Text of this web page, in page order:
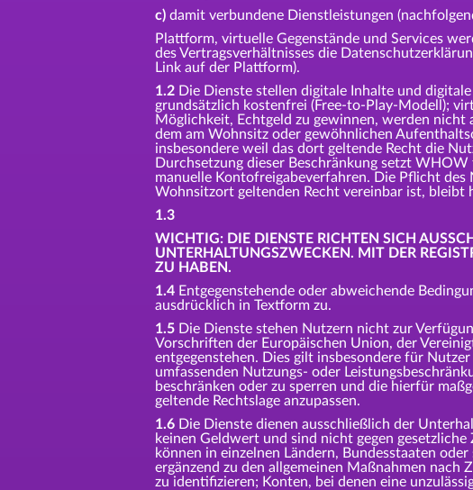
c) damit verbundene Dienstleistungen
Plattform, virtuelle Gegenstände und Services
des Vertragsverhältnisses die
Link auf der Plattform).
1.2 Die Dienste stellen digitale Inhalte und
grundsätzlich kostenfrei (Free-to-Play-Modell);
Möglichkeit, Echtgeld zu gewinnen, werden
dem am Wohnsitz oder gewöhnlichen
insbesondere weil das dort geltende Recht die
Durchsetzung dieser Beschränkung setzt
manuelle Kontofreigabeverfahren. Die Pflicht des
Wohnsitzort geltenden Recht vereinbar ist, bleibt
1.3
WICHTIG: DIE DIENSTE RICHTEN SICH
UNTERHALTUNGSZWECKEN. MIT DER
ZU HABEN.
1.4 Entgegenstehende oder abweichende
ausdrücklich in Textform zu.
1.5 Die Dienste stehen Nutzern nicht zur
Vorschriften der Europäischen Union, der
entgegenstehen. Dies gilt insbesondere für
umfassenden Nutzungs- oder
beschränken oder zu sperren und die hierfür
geltende Rechtslage anzupassen.
1.6 Die Dienste dienen ausschließlich der
keinen Geldwert und sind nicht gegen
können in einzelnen Ländern, Bundesstaaten
ergänzend zu den allgemeinen Maßnahmen
zu identifizieren; Konten, bei denen eine